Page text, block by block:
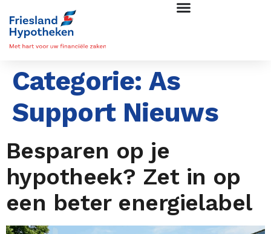
Categorie:As
Support Nieuws
Besparen op je
hypotheek? Zet in op
een beter energielabel